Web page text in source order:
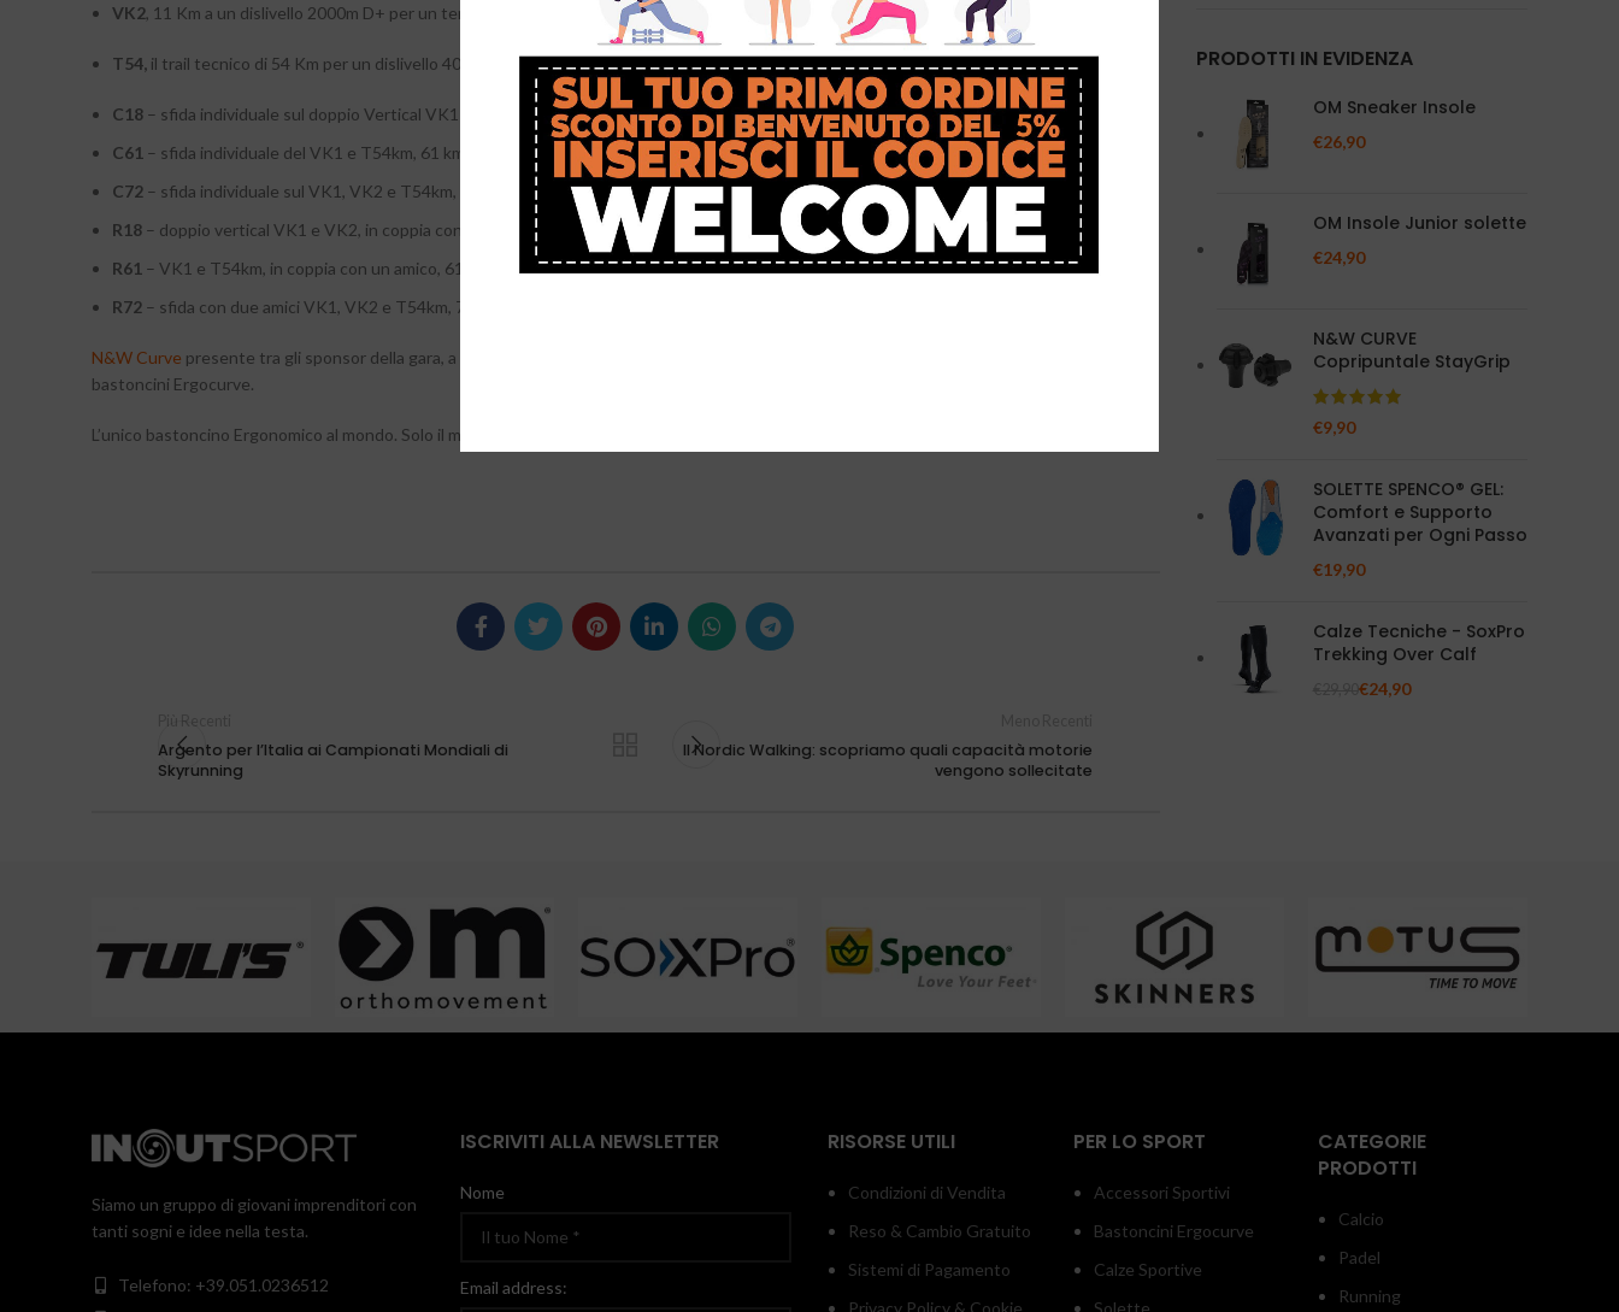
VK2, 11 Km a un dislivello 2000m D+ per un tempo massimo di 4H 30m, qualificante per UTMB, assegna 1 punto ITRA.
T54, il trail tecnico di 54 Km per un dislivello 4000m D+, tempo massimo 16H 00m, qualificante per UTMB, assegna 3 punti ITRA.
C18 – sfida individuale sul doppio Vertical VK1 e VK2, 18 km a un dislivello di 3000m D+.
C61 – sfida individuale del VK1 e T54km, 61 km a un dislivello di 5000 D+.
C72 – sfida individuale sul VK1, VK2 e T54km, 72 km a un dislivello di 7000 m D+.
R18 – doppio vertical VK1 e VK2, in coppia con un amico, 18 km a un dislivello di 3000m D+.
R61 – VK1 e T54km, in coppia con un amico, 61 km a un dislivello di 5000 D+.
R72 – sfida con due amici VK1, VK2 e T54km, 72 km a un dislivello di 7000 m D+.
N&W Curve presente tra gli sponsor della gara, a consolidamento della grande innovazione nel mondo del trail introdotta dalla tecnologia dei
bastoncini Ergocurve.
L’unico bastoncino Ergonomico al mondo. Solo il meglio per i grandi campioni.
Più Recenti
Argento per l’Italia ai Campionati Mondiali di
Skyrunning
Il Nordic Walking: scopriamo quali capacità motorie
vengono sollecitate
PRODOTTI IN EVIDENZA
OM Sneaker Insole
€26,90
OM Insole Junior solette
€24,90
N&W CURVE
Copripuntale StayGrip
€9,90
SOLETTE SPENCO® GEL:
Comfort e Supporto
Avanzati per Ogni Passo
€19,90
Calze Tecniche - SoxPro
Trekking Over Calf
€24,90
Siamo un gruppo di giovani imprenditori con
tanti sogni e idee nella testa.
Telefono: +39.051.0236512
ISCRIVITI ALLA NEWSLETTER
Nome
Email address:
RISORSE UTILI
Condizioni di Vendita
Reso & Cambio Gratuito
Sistemi di Pagamento
Privacy Policy & Cookie
PER LO SPORT
Accessori Sportivi
Bastoncini Ergocurve
Calze Sportive
Solette
CATEGORIE
PRODOTTI
Calcio
Padel
Running